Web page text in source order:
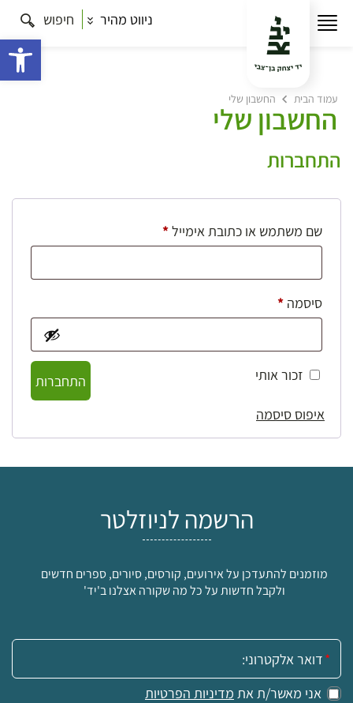
ניווט מהיר חיפוש
עמוד הבית החשבון שלי
החשבון שלי
התחברות
שם משתמש או כתובת אימייל*חובה
סיסמה *חובה
זכור אותי
התחברות
איפוס סיסמה
הרשמה לניוזלטר
מוזמנים להתעדכן על אירועים, קורסים, סיורים, ספרים חדשים
ולקבל חדשות על כל מה שקורה אצלנו ב'יד'
אימייל:
אני מאשר/ת את מדיניות הפרטיות